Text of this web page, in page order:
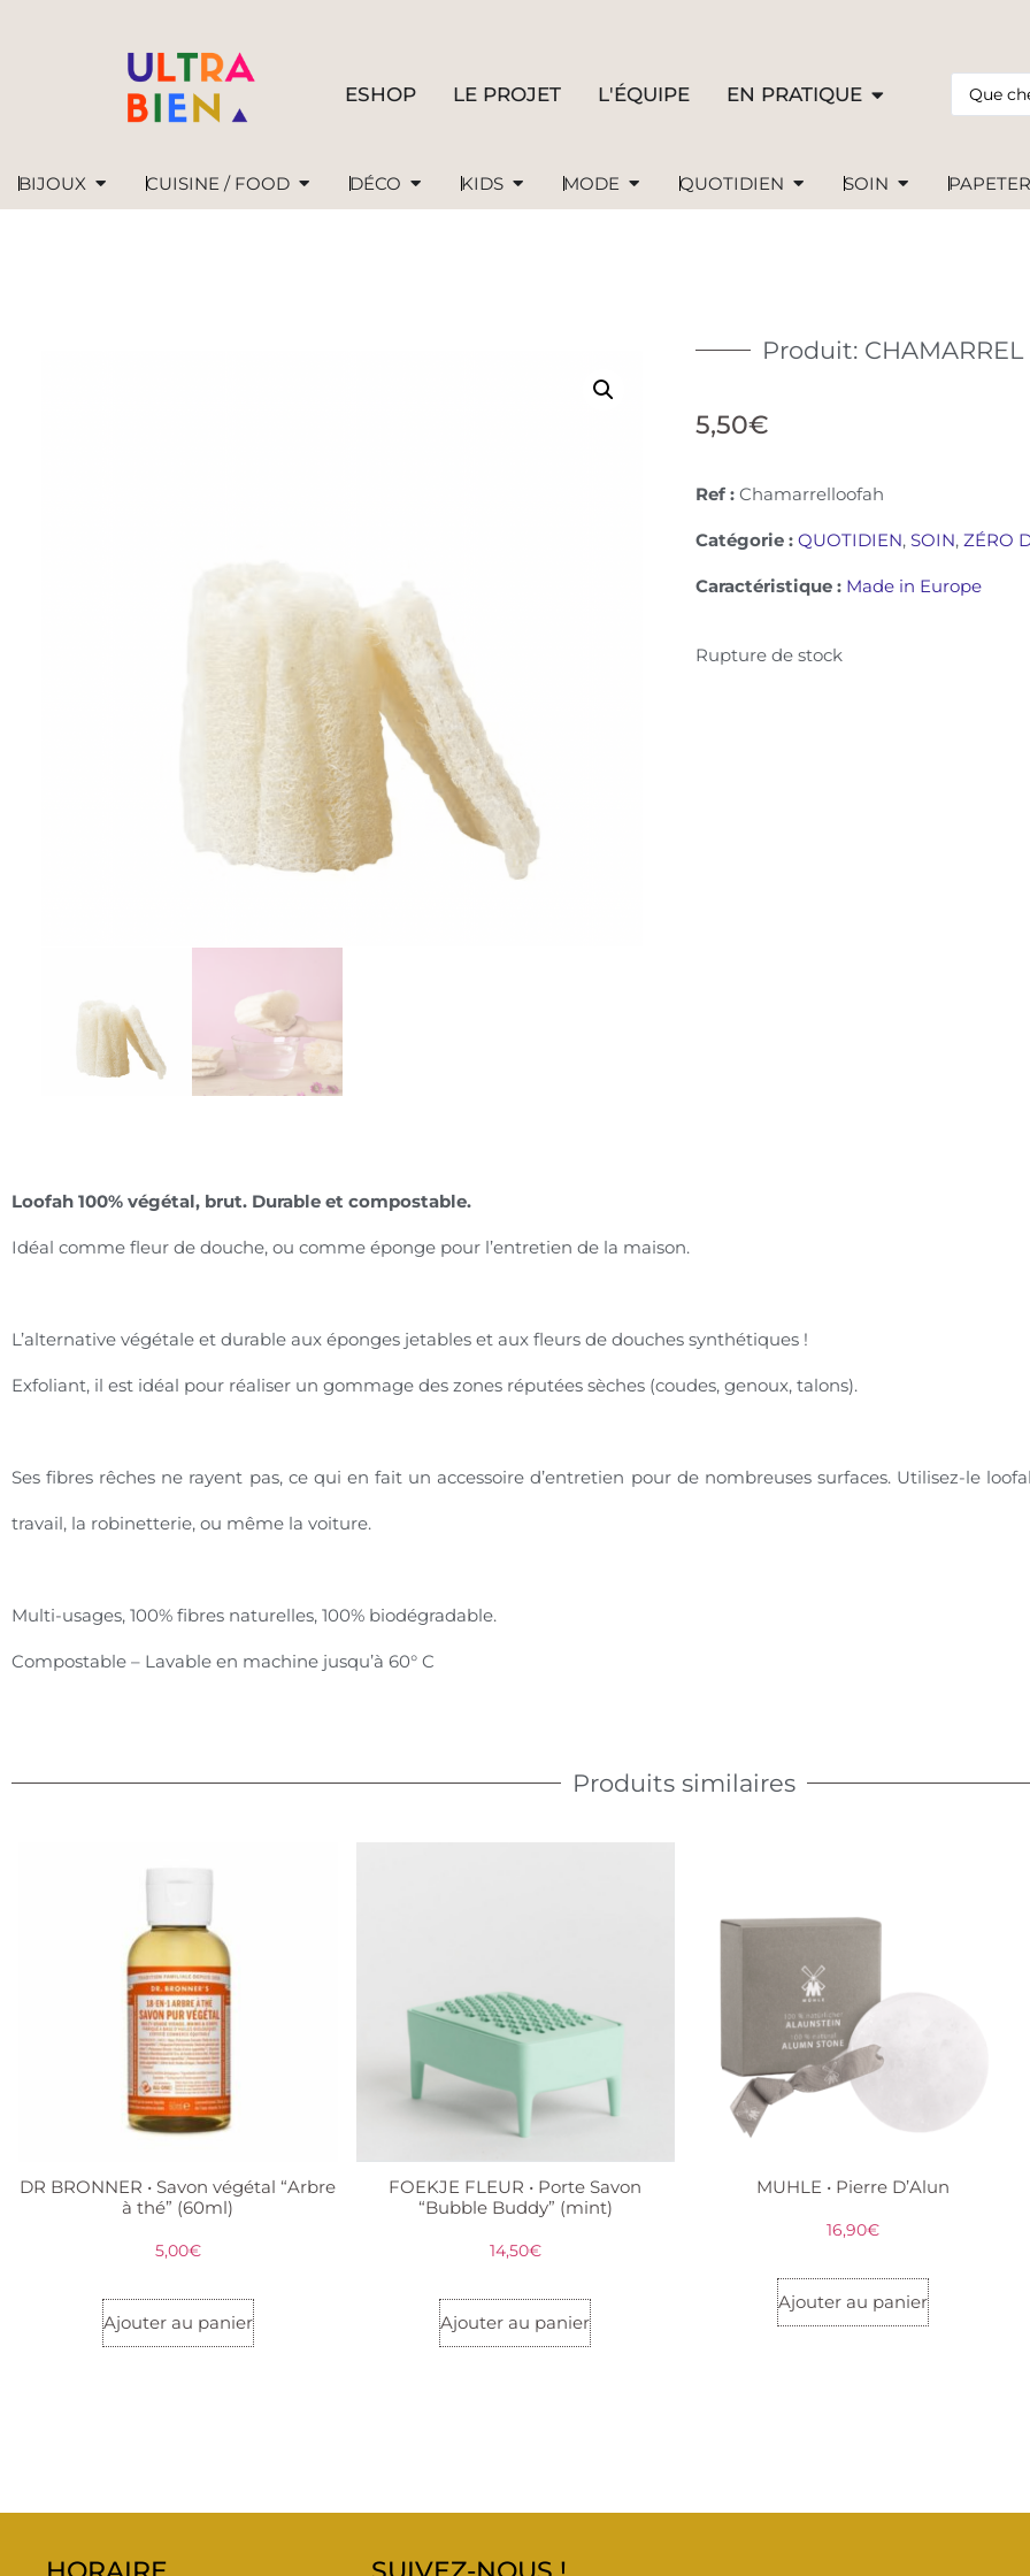
ESHOP LE PROJET L'ÉQUIPE EN PRATIQUE
BIJOUX CUISINE / FOOD DÉCO KIDS MODE QUOTIDIEN SOIN
Produit:
5,50€
Ref : Chamarrelloofah
Catégorie : QUOTIDIEN, SOIN, ZÉRO
Caractéristique : Made in Europe
Rupture de stock
Loofah 100% végétal, brut. Durable et compostable.
Idéal comme fleur de douche, ou comme éponge pour l’entretien de la maison.
L’alternative végétale et durable aux éponges jetables et aux fleurs de douches synthétiques !
Exfoliant, il est idéal pour réaliser un gommage des zones réputées sèches (coudes, genoux, talons).
Ses fibres rêches ne rayent pas, ce qui en fait un accessoire d’entretien pour de nombreuses surfaces. Utilisez-le
travail, la robinetterie, ou même la voiture.
Multi-usages, 100% fibres naturelles, 100% biodégradable.
Compostable – Lavable en machine jusqu’à 60° C
Produits similaires
DR BRONNER • Savon végétal “Arbre
à thé” (60ml)
5,00€
Ajouter au panier
FOEKJE FLEUR • Porte Savon
“Bubble Buddy” (mint)
14,50€
Ajouter au panier
MUHLE • Pierre D’Alun
16,90€
Ajouter au panier